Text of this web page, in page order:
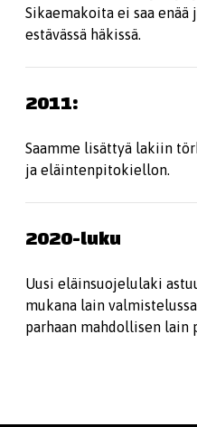
Sikaemakoita ei saa
estävässä häkissä.
2011:
Saamme lisättyä lakiin
ja eläintenpitokiellon.
2020-luku
Uusi eläinsuojelulaki
mukana lain
parhaan mahdollisen lain